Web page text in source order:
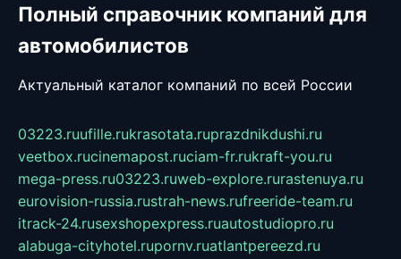
Полный справочник компаний для
автомобилистов
Актуальный каталог компаний по всей России
03223.ruufille.rukrasotata.ruprazdnikdushi.ru
veetbox.rucinemapost.ruciam-fr.rukraft-you.ru
mega-press.ru03223.ruweb-explore.rurastenuya.ru
eurovision-russia.rustrah-news.rufreeride-team.ru
itrack-24.rusexshopexpress.ruautostudiopro.ru
alabuga-cityhotel.rupornv.ruatlantpereezd.ru